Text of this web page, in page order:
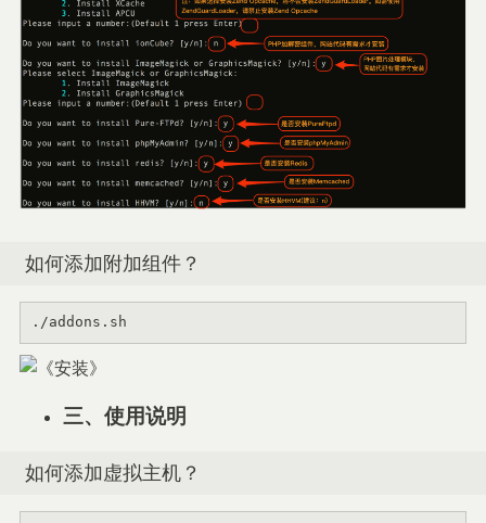
如何添加附加组件？
./addons.sh
三、使用说明
如何添加虚拟主机？